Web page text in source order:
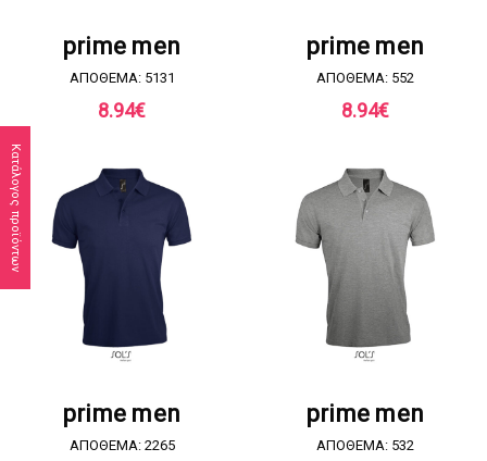
Κατάλογος προϊόντων
prime men
ΑΠΟΘΕΜΑ: 5131
8.94€
prime men
ΑΠΟΘΕΜΑ: 552
8.94€
prime men
ΑΠΟΘΕΜΑ: 2265
prime men
ΑΠΟΘΕΜΑ: 532